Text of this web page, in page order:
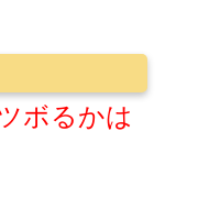
ボるかは